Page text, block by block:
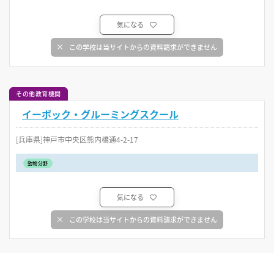
気になる
この学校は当サイトからの資料請求ができません
その他教育機関
イーボック・グルーミングスクール
[兵庫県]神戸市中央区熊内橋通4-2-17
動物分野
気になる
この学校は当サイトからの資料請求ができません